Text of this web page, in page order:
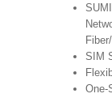
SIM
One-